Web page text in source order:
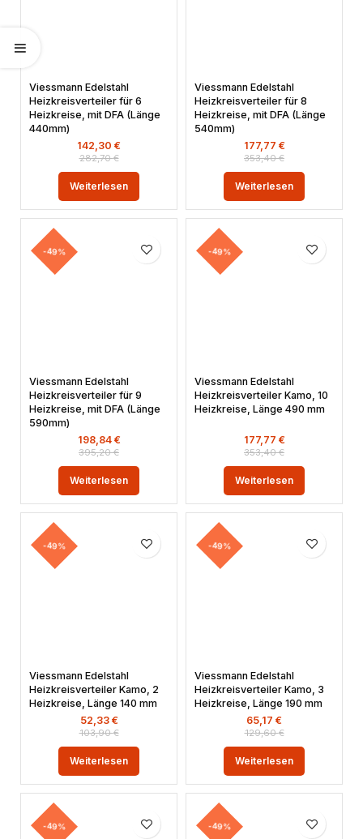
Viessmann Edelstahl
Heizkreisverteiler für 6
Heizkreise, mit DFA (Länge
440mm)
282,70€
142,30 €
Weiterlesen
Viessmann Edelstahl
Heizkreisverteiler für 8
Heizkreise, mit DFA (Länge
540mm)
353,40€
177,77 €
Weiterlesen
-49%
Viessmann Edelstahl
Heizkreisverteiler für 9
Heizkreise, mit DFA (Länge
590mm)
395,20€
198,84 €
Weiterlesen
-49%
Viessmann Edelstahl
Heizkreisverteiler Kamo, 10
Heizkreise, Länge 490 mm
353,40€
177,77 €
Weiterlesen
-49%
Viessmann Edelstahl
Heizkreisverteiler Kamo, 2
Heizkreise, Länge 140 mm
103,90€
52,33 €
Weiterlesen
-49%
Viessmann Edelstahl
Heizkreisverteiler Kamo, 3
Heizkreise, Länge 190 mm
129,60€
65,17 €
Weiterlesen
-49% -49%